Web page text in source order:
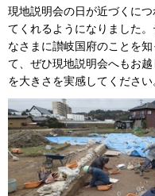
現地説明会の日が近づくに
てくれるようになりました
なさまに讃岐国府のことを
て、ぜひ現地説明会へもお
を大きさを実感してください